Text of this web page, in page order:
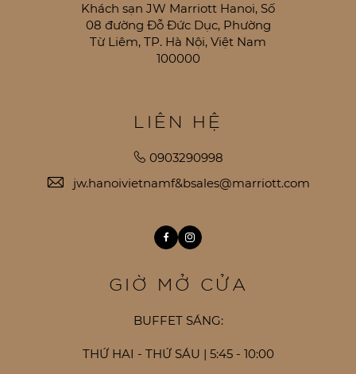
Khách sạn JW Marriott Hanoi, Số
08 đường Đỗ Đức Dục, Phường
Từ Liêm, TP. Hà Nội, Việt Nam
100000
LIÊN HỆ
0903290998
jw.hanoivietnamf&bsales@marriott.com
FacebookInstagram
GIỜ MỞ CỬA
BUFFET SÁNG:
THỨ HAI - THỨ SÁU | 5:45 - 10:00